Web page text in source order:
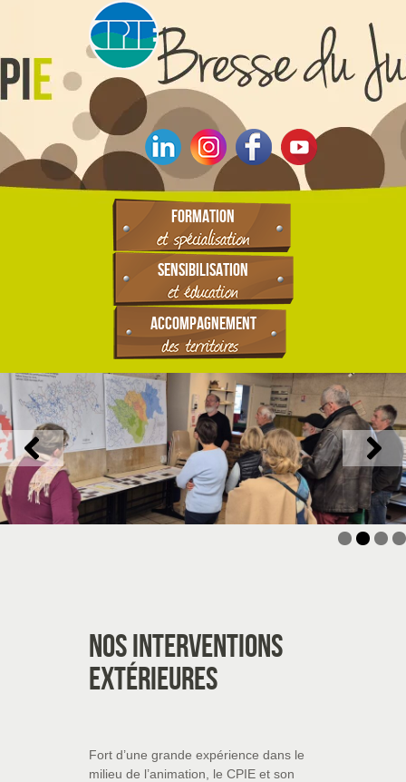
FORMATION
SENSIBILISATION
ACCOMPAGNEMENT
Nos interventions
extérieures
Fort d’une grande expérience dans le
milieu de l’animation, le CPIE et son